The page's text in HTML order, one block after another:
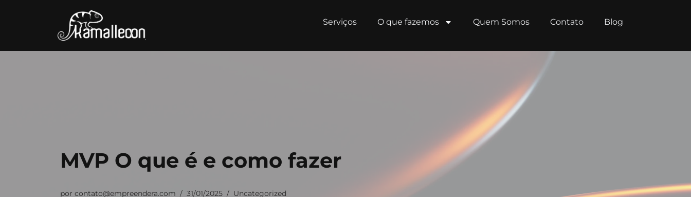
Serviços O que fazemos Quem Somos Contato Blog
MVP O que é e como fazer
por contato@empreendera.com 31/01/2025 Uncategorized